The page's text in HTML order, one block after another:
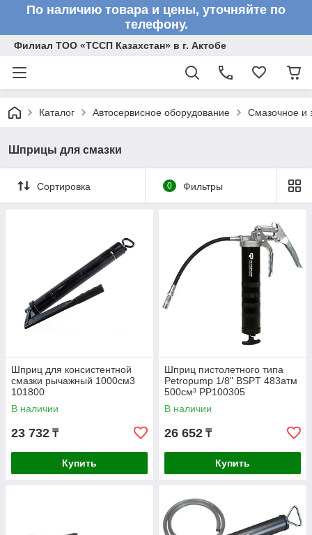
По наличию товара и цены, уточняйте по
телефону.
Филиал ТОО «ТССП Казахстан» в г. Актобе
Каталог Автосервисное оборудование Смазочное и
Шприцы для смазки
Сортировка 0 Фильтры
Шприц для консистентной
смазки рычажный 1000см3
101800
В наличии
23 732 ₸
Купить
Шприц пистолетного типа
Petropump 1/8" BSPT 483атм
500см³ PP100305
В наличии
26 652 ₸
Купить